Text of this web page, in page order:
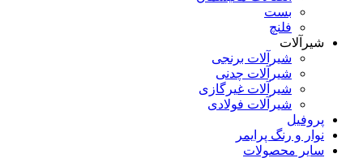
بست
فلنچ
شیرآلات
شیرآلات برنجی
شیرآلات چدنی
شیرآلات غیرگازی
شیرآلات فولادی
پروفیل
نوار و رنگ پرایمر
سایر محصولات